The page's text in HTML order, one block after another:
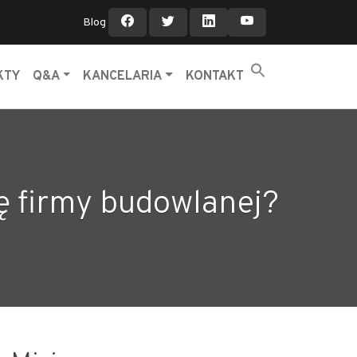
Blog
Q&A KANCELARIA KONTAKT
firmy budowlanej?